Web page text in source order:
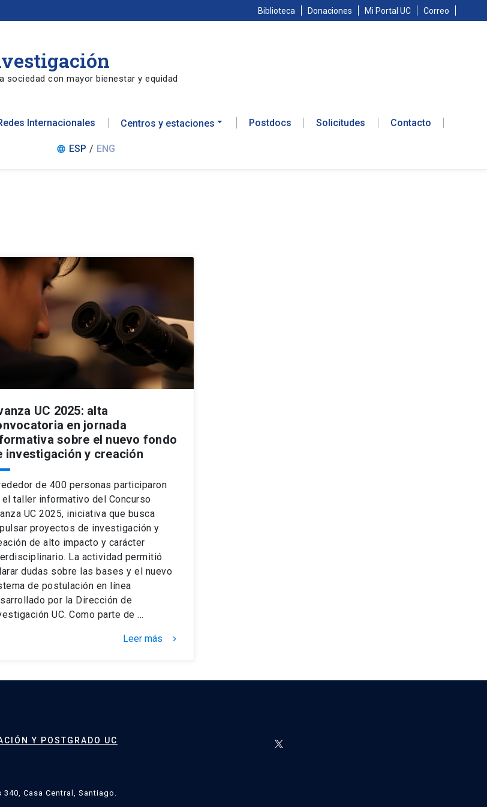
Biblioteca Donaciones Mi Portal UC Correo
sociedad con mayor bienestar y equidad
Internacionales Centros y estaciones Postdocs Solicitudes Contacto
language ESP / ENG
UC 2025: alta
en jornada
sobre el nuevo fondo
investigación y creación
de 400 personas participaron
el taller informativo del Concurso
UC 2025, iniciativa que busca
proyectos de investigación y
de alto impacto y carácter
La actividad permitió
dudas sobre las bases y el nuevo
de postulación en línea
por la Dirección de
UC. Como parte de …
Leer más keyboard_arrow_right
Y POSTGRADO UC
Casa Central, Santiago.